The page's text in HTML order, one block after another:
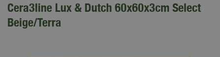
Cera3line Lux & Dutch 60x60x3cm Select
Beige/Terra